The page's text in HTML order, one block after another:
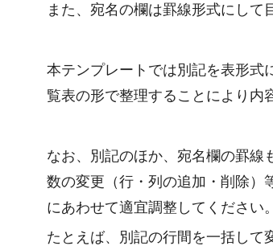
また、宛名の欄は罫線形式にして
本テンプレートでは別記を表形式
覧表の形で整理することにより内
なお、別記のほか、宛名欄の罫線
数の変更（行・列の追加・削除）
にあわせて適宜調整してください。
たとえば、別記の行間を一括して